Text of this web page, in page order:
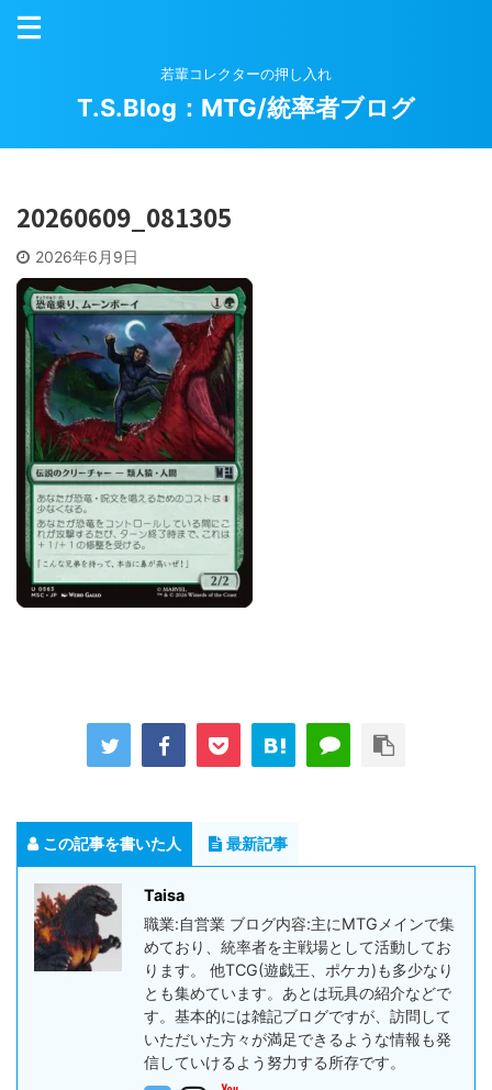
若輩コレクターの押し入れ
T.S.Blog：MTG/統率者ブログ
20260609_081305
2026年6月9日
この記事を書いた人 最新記事
Taisa
職業:自営業 ブログ内容:主にMTGメインで集
めており、統率者を主戦場として活動してお
ります。 他TCG(遊戯王、ポケカ)も多少なり
とも集めています。あとは玩具の紹介などで
す。基本的には雑記ブログですが、訪問して
いただいた方々が満足できるような情報も発
信していけるよう努力する所存です。